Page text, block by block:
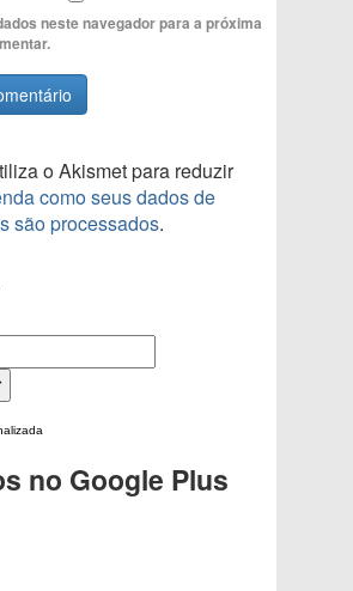
neste navegador para a próxima
o Akismet para reduzir
como seus dados de
são processados.
no Google Plus